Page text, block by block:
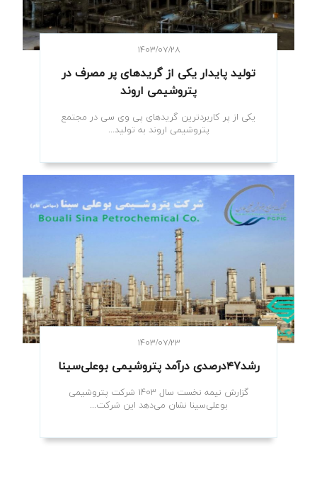
۱۴۰۳/۰۷/۲۸
تولید پایدار یکی از گریدهای پر مصرف در
پتروشیمی اروند
یکی از پر کاربردترین گریدهای پی وی سی در مجتمع
پتروشیمی اروند به تولید...
۱۴۰۳/۰۷/۲۳
رشد۴۷درصدی درآمد پتروشیمی‌ بوعلی‌سینا
گزارش نیمه نخست سال ۱۴۰۳ شرکت پتروشیمی
بوعلی‌سینا نشان می‌دهد این شرکت...